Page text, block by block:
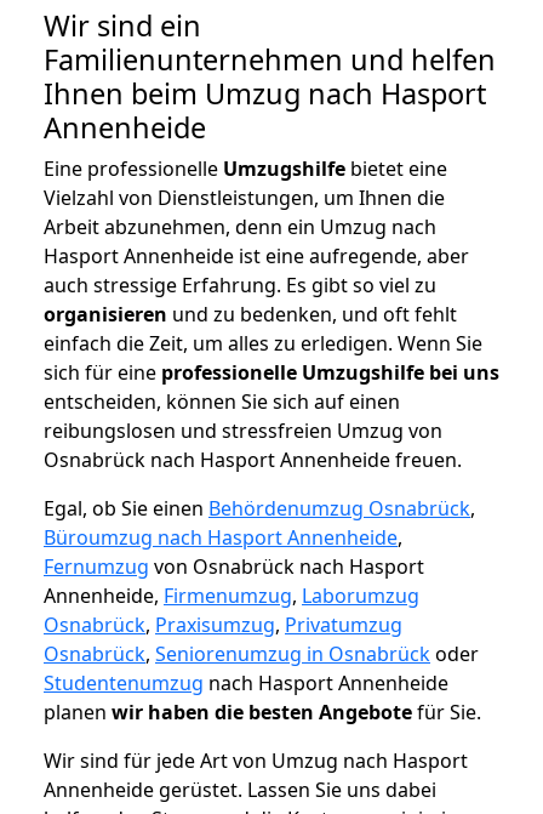
Wir sind ein
Familienunternehmen und helfen
Ihnen beim Umzug nach Hasport
Annenheide
Eine professionelle Umzugshilfe bietet eine
Vielzahl von Dienstleistungen, um Ihnen die
Arbeit abzunehmen, denn ein Umzug nach
Hasport Annenheide ist eine aufregende, aber
auch stressige Erfahrung. Es gibt so viel zu
organisieren und zu bedenken, und oft fehlt
einfach die Zeit, um alles zu erledigen. Wenn Sie
sich für eine professionelle Umzugshilfe bei uns
entscheiden, können Sie sich auf einen
reibungslosen und stressfreien Umzug von
Osnabrück nach Hasport Annenheide freuen.
Egal, ob Sie einen Behördenumzug Osnabrück,
Büroumzug nach Hasport Annenheide,
Fernumzug von Osnabrück nach Hasport
Annenheide, Firmenumzug, Laborumzug
Osnabrück, Praxisumzug, Privatumzug
Osnabrück, Seniorenumzug in Osnabrückoder
Studentenumzug nach Hasport Annenheide
planen wir haben die besten Angebotefür Sie.
Wir sind für jede Art von Umzug nach Hasport
Annenheide gerüstet. Lassen Sie uns dabei